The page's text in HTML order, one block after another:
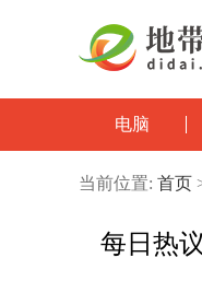
电脑
当前位置: 首页
每日热